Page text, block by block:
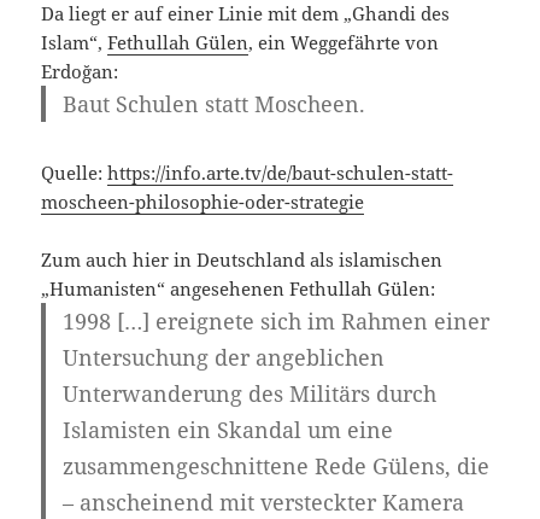
Da liegt er auf einer Linie mit dem „Ghandi des
Islam“,Fethullah Gülen, ein Weggefährte von
Erdoğan:
Baut Schulen statt Moscheen.
Quelle:https://info.arte.tv/de/baut-schulen-statt-
moscheen-philosophie-oder-strategie
Zum auch hier in Deutschland als islamischen
„Humanisten“ angesehenen Fethullah Gülen:
1998 […] ereignete sich im Rahmen einer
Untersuchung der angeblichen
Unterwanderung des Militärs durch
Islamisten ein Skandal um eine
zusammengeschnittene Rede Gülens, die
– anscheinend mit versteckter Kamera